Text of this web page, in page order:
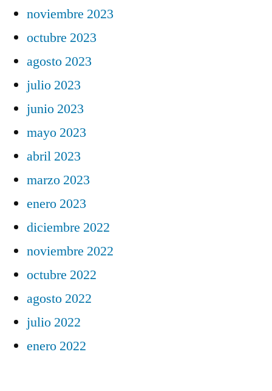
noviembre 2023
octubre 2023
agosto 2023
julio 2023
junio 2023
mayo 2023
abril 2023
marzo 2023
enero 2023
diciembre 2022
noviembre 2022
octubre 2022
agosto 2022
julio 2022
enero 2022